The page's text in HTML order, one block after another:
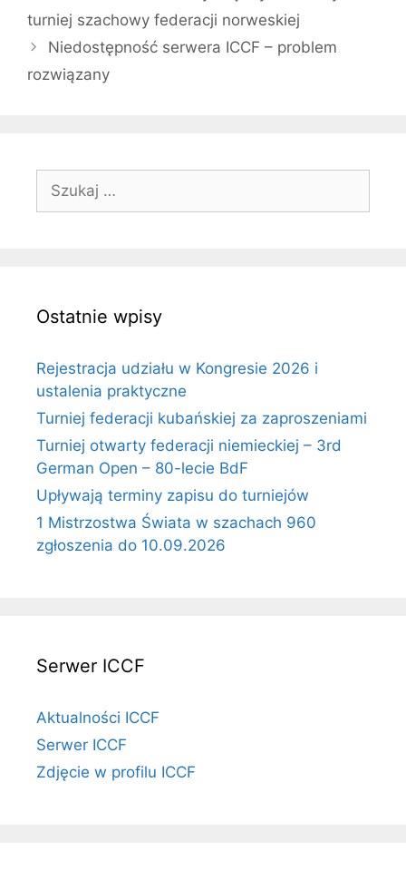
turniej szachowy federacji norweskiej
Niedostępność serwera ICCF – problem
rozwiązany
Ostatnie wpisy
Rejestracja udziału w Kongresie 2026 i
ustalenia praktyczne
Turniej federacji kubańskiej za zaproszeniami
Turniej otwarty federacji niemieckiej – 3rd
German Open – 80-lecie BdF
Upływają terminy zapisu do turniejów
1 Mistrzostwa Świata w szachach 960
zgłoszenia do 10.09.2026
Serwer ICCF
Aktualności ICCF
Serwer ICCF
Zdjęcie w profilu ICCF